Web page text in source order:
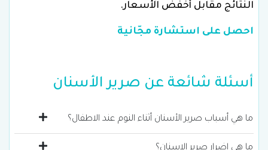
النتائج مقابل أخفض الأسعار.
احصل على استشارة مجّانية
أسئلة شائعة عن صرير الأسنان
ما هي أسباب صرير الأسنان أثناء النوم عند الاطفال؟
ما هي اضرار صرير الاسنان؟